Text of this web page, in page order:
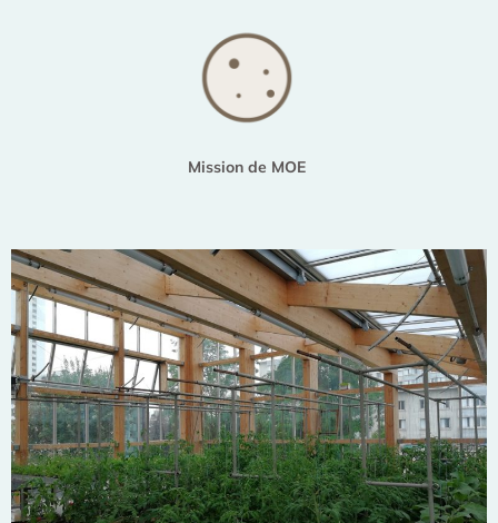
Mission de MOE